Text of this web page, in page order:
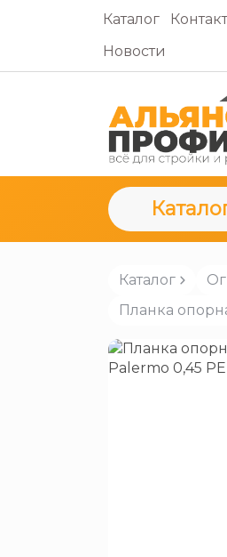
Каталог
Новости
Каталог
Планка